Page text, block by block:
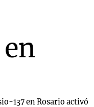
137 en Rosario activó